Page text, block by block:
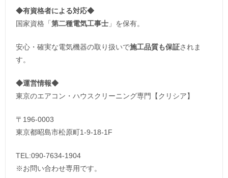
◆有資格者による対応◆
国家資格「第二種電気工事士 」を保有。
安心・確実な電気機器の取り扱いで施工品質も保証されま
す。
◆運営情報◆
東京のエアコン・ハウスクリーニング専門【クリシア】
〒196-0003
東京都昭島市松原町1-9‐18‐1F
TEL:090-7634-1904
※お問い合わせ専用です。